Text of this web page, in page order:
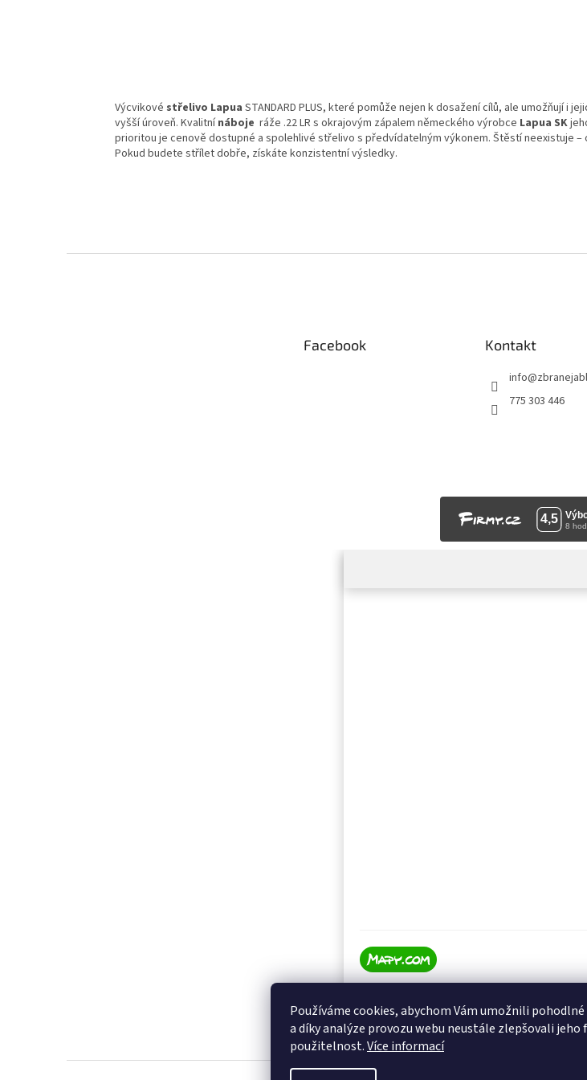
Používáme cookies, abychom Vám umožnili
a díky analýze provozu webu neustále zlepšovali jeho
použitelnost.Více informací
Výcvikové střelivo Lapua STANDARD PLUS, které pomůže nejen k dosažení cílů, ale umožňují i
vyšší úroveň. Kvalitnínáboje ráže .22 LR s okrajovým zápalem německého výrobce Lapua SK
prioritou je cenově dostupné a spolehlivé střelivo s předvídatelným výkonem. Štěstí neexistuje –
Pokud budete střílet dobře, získáte konzistentní výsledky.
Facebook Kontakt
info@
775 303 446